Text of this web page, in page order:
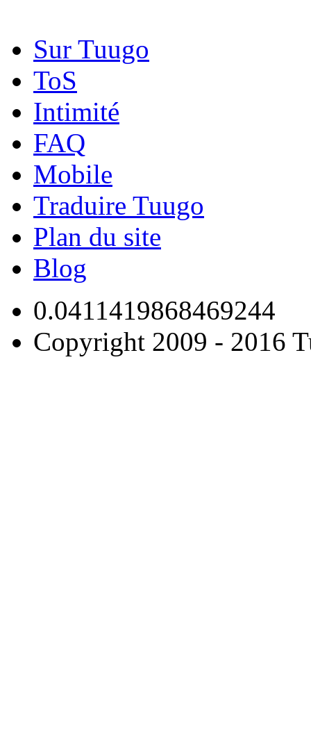
Sur Tuugo
ToS
Intimité
FAQ
Mobile
Traduire Tuugo
Plan du site
Blog
0.0411419868469244
Copyright 2009 - 2016